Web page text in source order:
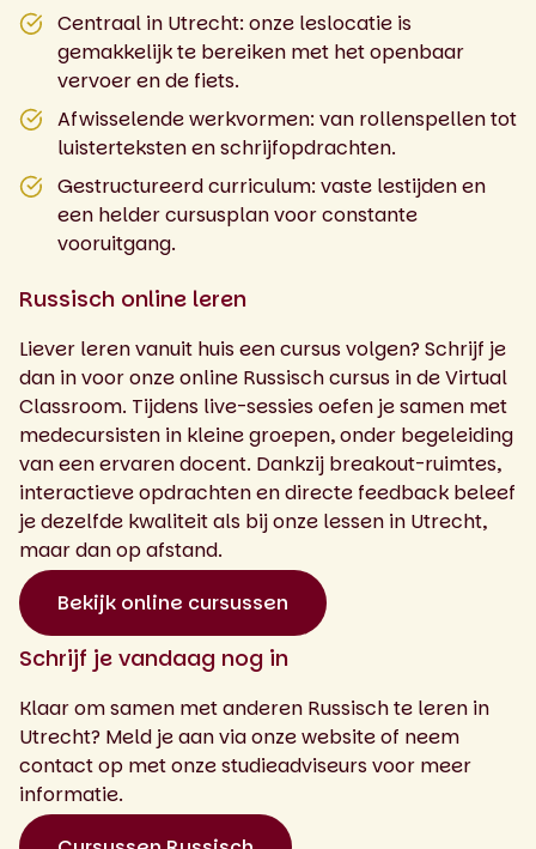
Centraal in Utrecht: onze leslocatie is
gemakkelijk te bereiken met het openbaar
vervoer en de fiets.
Afwisselende werkvormen: van rollenspellen tot
luisterteksten en schrijfopdrachten.
Gestructureerd curriculum: vaste lestijden en
een helder cursusplan voor constante
vooruitgang.
Russisch online leren
Liever leren vanuit huis een cursus volgen? Schrijf je
dan in voor onze online Russisch cursus in de Virtual
Classroom. Tijdens live-sessies oefen je samen met
medecursisten in kleine groepen, onder begeleiding
van een ervaren docent. Dankzij breakout-ruimtes,
interactieve opdrachten en directe feedback beleef
je dezelfde kwaliteit als bij onze lessen in Utrecht,
maar dan op afstand.
Bekijk online cursussen
Schrijf je vandaag nog in
Klaar om samen met anderen Russisch te leren in
Utrecht? Meld je aan via onze website of neem
contact op met onze studieadviseurs voor meer
informatie.